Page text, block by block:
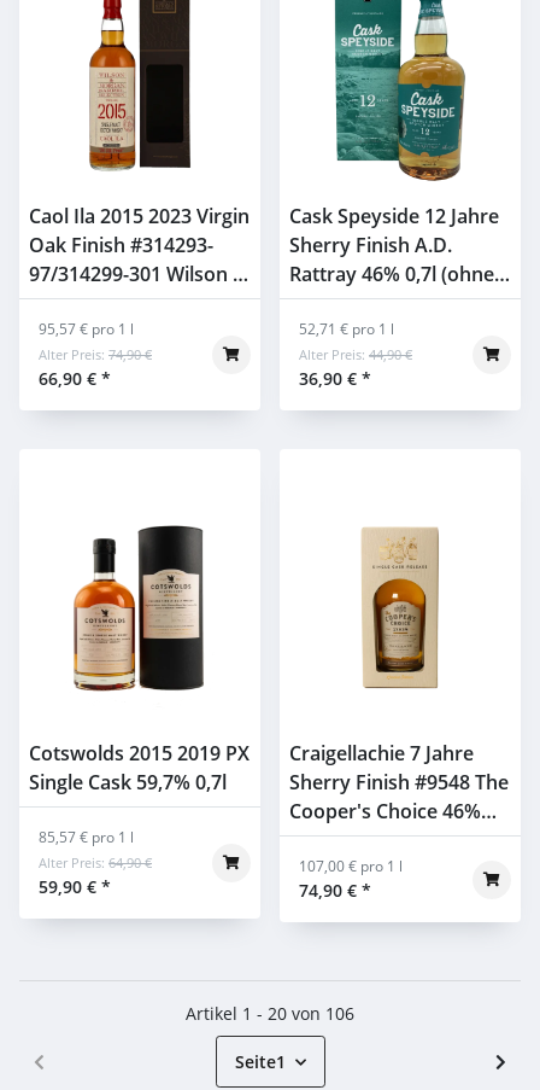
Caol Ila 2015 2023 Virgin
Oak Finish #314293-
97/314299-301 Wilson &
Morgan 57,1% 0,7l
66,90 € *
95,57 € pro 1 l
Alter Preis: 74,90 €
Cask Speyside 12 Jahre
Sherry Finish A.D.
Rattray 46% 0,7l (ohne
Box)
36,90 € *
52,71 € pro 1 l
Alter Preis: 44,90 €
Cotswolds 2015 2019 PX
Single Cask 59,7% 0,7l
59,90 € *
85,57 € pro 1 l
Alter Preis: 64,90 €
Craigellachie 7 Jahre
Sherry Finish #9548 The
Cooper's Choice 46%
0,7l
74,90 € *
107,00 € pro 1 l
Artikel 1 - 20 von 106
Seite1